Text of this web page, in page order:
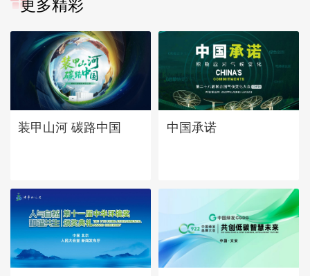
更多精彩
装甲山河 碳路中国 中国承诺